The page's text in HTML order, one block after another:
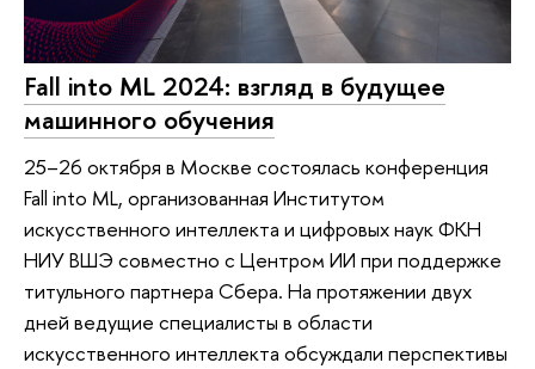
Fall into ML 2024: взгляд в будущее
машинного обучения
25–26 октября в Москве состоялась конференция
Fall into ML, организованная Институтом
искусственного интеллекта и цифровых наук ФКН
НИУ ВШЭ совместно с Центром ИИ при поддержке
титульного партнера Сбера. На протяжении двух
дней ведущие специалисты в области
искусственного интеллекта обсуждали перспективы